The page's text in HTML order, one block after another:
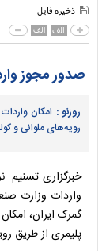
ذخیره فایل
الف الف
صدور مجوز
روزنو : امکان
رویه‌های ملوانی و
خبرگزاری تسنیم:
واردات وزارت
گمرک ایران،
پلیمری از طریق